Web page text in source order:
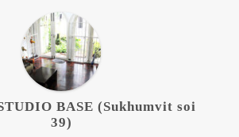
BASE (Sukhumvit soi
39)